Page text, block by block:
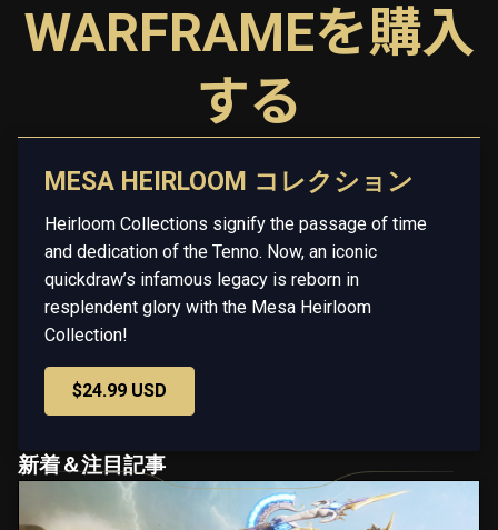
WARFRAMEを購入
する
MESA HEIRLOOM コレクション
Heirloom Collections signify the passage of time
and dedication of the Tenno. Now, an iconic
quickdraw’s infamous legacy is reborn in
resplendent glory with the Mesa Heirloom
Collection!
$24.99 USD
新着＆注目記事